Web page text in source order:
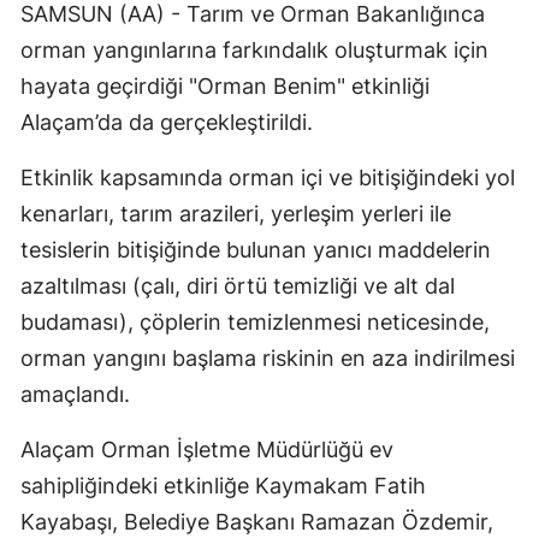
Edirne
Elazığ
Erzurum
Eskişehir
Gaziantep
Giresun
Gümüşhane
Isparta
SAMSUN (AA) - Tarım ve Orman Bakanlığınca
orman yangınlarına farkındalık oluşturmak için
hayata geçirdiği "Orman Benim" etkinliği
Alaçam’da da gerçekleştirildi.
Etkinlik kapsamında orman içi ve bitişiğindeki yol
kenarları, tarım arazileri, yerleşim yerleri ile
tesislerin bitişiğinde bulunan yanıcı maddelerin
azaltılması (çalı, diri örtü temizliği ve alt dal
budaması), çöplerin temizlenmesi neticesinde,
orman yangını başlama riskinin en aza indirilmesi
amaçlandı.
Alaçam Orman İşletme Müdürlüğü ev
sahipliğindeki etkinliğe Kaymakam Fatih
Kayabaşı, Belediye Başkanı Ramazan Özdemir,